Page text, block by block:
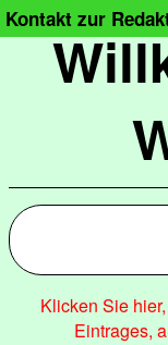
Kontakt zur
Klicken Sie
Eintrages,